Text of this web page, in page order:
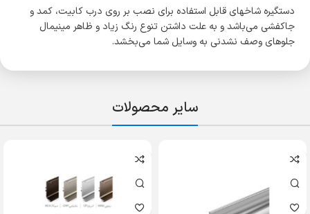
دستگیره شاخه­ای قابل استفاده برای نصب بر روی درب کابیت، کمد و
جا­کفشی می­‌باشد و به علت داشتن تنوع رنگ زیاد و ظاهر مینیمال
جلوه­ای وصف نشدنی به وسایل شما می‌­بخشد.
سایر محصولات